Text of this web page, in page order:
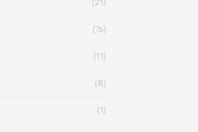
(21)
(76)
(11)
(8)
(1)